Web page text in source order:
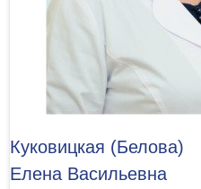
Куковицкая (Белова)
Елена Васильевна